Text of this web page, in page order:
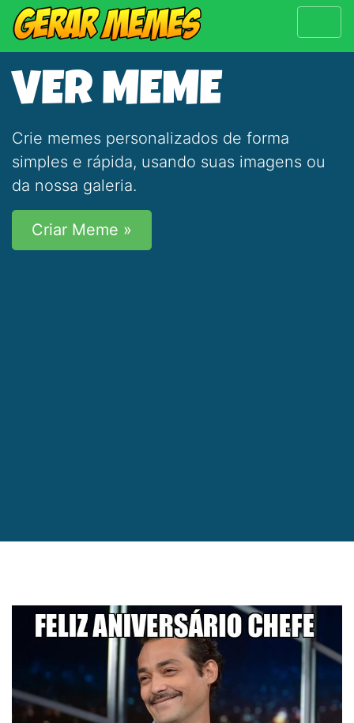
VER MEME
Crie memes personalizados de forma
simples e rápida, usando suas imagens ou
da nossa galeria.
Criar Meme »